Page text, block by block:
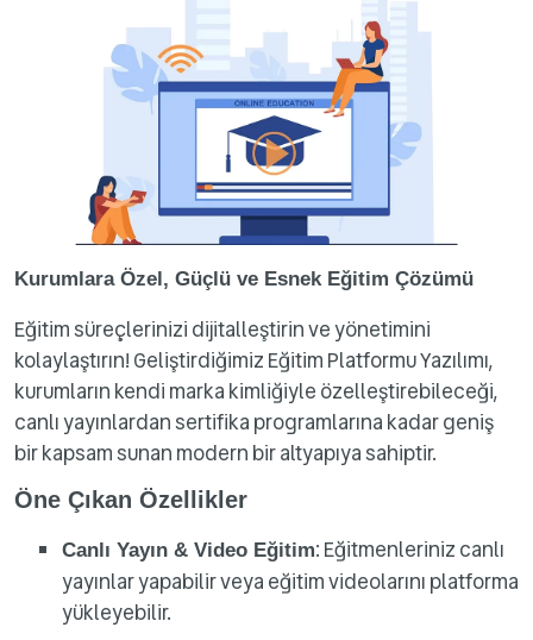
Kurumlara Özel, Güçlü ve Esnek Eğitim Çözümü
Eğitim süreçlerinizi dijitalleştirin ve yönetimini
kolaylaştırın! Geliştirdiğimiz Eğitim Platformu Yazılımı,
kurumların kendi marka kimliğiyle özelleştirebileceği,
canlı yayınlardan sertifika programlarına kadar geniş
bir kapsam sunan modern bir altyapıya sahiptir.
Öne Çıkan Özellikler
Canlı Yayın & Video Eğitim: Eğitmenleriniz canlı
yayınlar yapabilir veya eğitim videolarını platforma
yükleyebilir.